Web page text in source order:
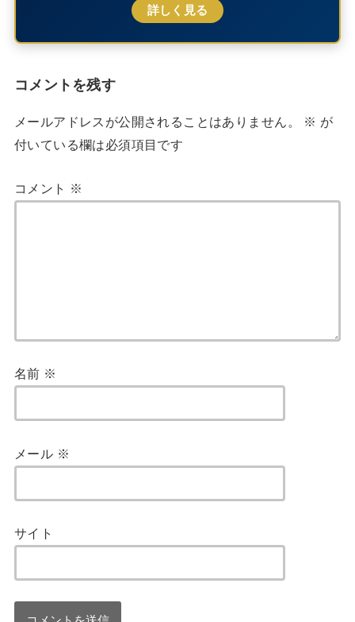
詳しく見る
コメントを残す
メールアドレスが公開されることはありません。 ※ が
付いている欄は必須項目です
コメント ※
名前 ※
メール ※
サイト